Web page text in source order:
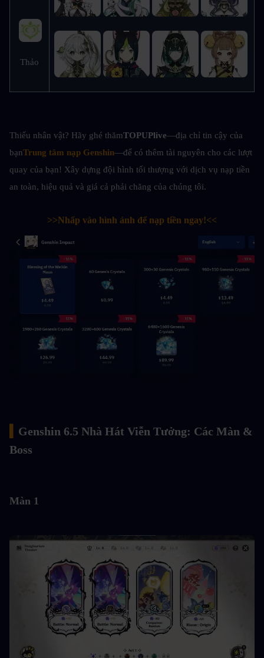
Thảo
Thiếu nhân vật? Hãy ghé thămTOPUPlive—địa chỉ tin cậy của
bạnTrung tâm nạp Genshin—để có thêm tài nguyên cho các lượt
quay của bạn! Xây dựng đội hình tối thượng với dịch vụ nạp tiền
an toàn, hiệu quả và giá cả phải chăng của chúng tôi.
>>Nhấp vào hình ảnh để nạp tiền ngay!<<
Genshin 6.5 Nhà Hát Viễn Tưởng: Các Màn &
Boss
Màn 1